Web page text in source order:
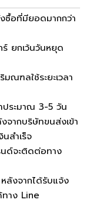
ซื้อที่มียอดมากกว่า
ยกเว้นวันหยุด
ณฑลใช้ระยะเวลา
ประมาณ 3-5 วัน
จากบริษัทขนส่งเข้า
นสำเร็จ
นด์จะติดต่อทาง
ลังจากได้รับแจ้ง
าง Line